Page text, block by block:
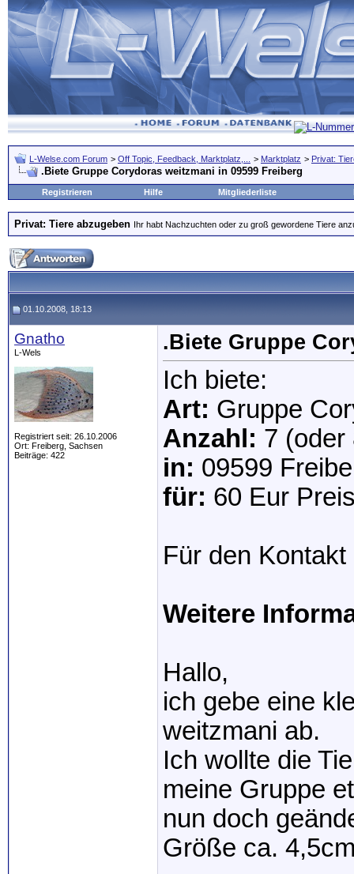
L-Welse.com Forum > Off Topic, Feedback, Marktplatz,... > Marktplatz > Privat:
.Biete Gruppe Corydoras weitzmani in 09599 Freiberg
Registrieren Hilfe Mitgliederliste
Privat: Tiere abzugeben Ihr habt Nachzuchten oder zu groß gewordene Tiere
01.10.2008, 18:13
Gnatho
L-Wels
Registriert seit: 26.10.2006
Ort: Freiberg, Sachsen
Beiträge: 422
.Biete Gruppe
Ich biete:
Art: Gruppe
Anzahl: 7 (oder
in: 09599
für: 60 Eur
Für den
Weitere
Hallo,
ich gebe eine
weitzmani ab.
Ich wollte die
meine Gruppe
nun doch
Größe ca.